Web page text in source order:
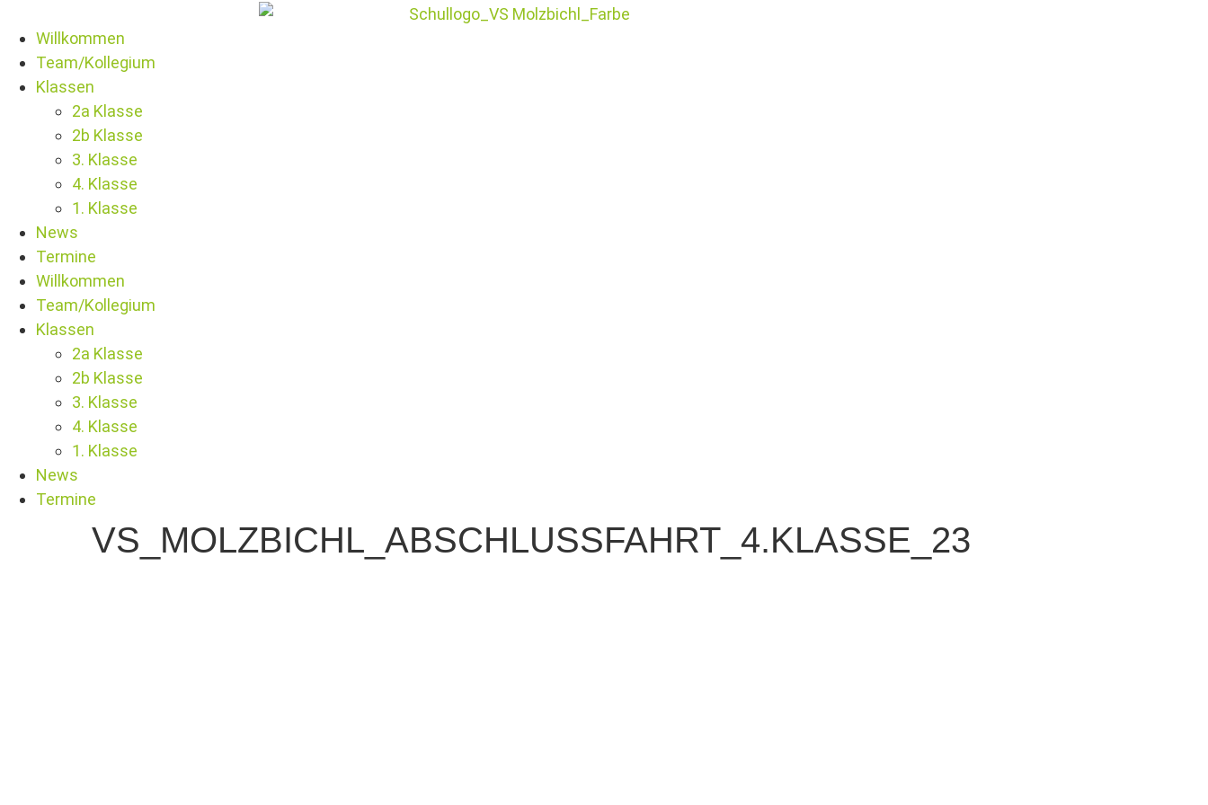
Willkommen
Team/Kollegium
Klassen
2a Klasse
2b Klasse
3. Klasse
4. Klasse
1. Klasse
News
Termine
Willkommen
Team/Kollegium
Klassen
2a Klasse
2b Klasse
3. Klasse
4. Klasse
1. Klasse
News
Termine
VS_MOLZBICHL_ABSCHLUSSFAHRT_4.KLASSE_23